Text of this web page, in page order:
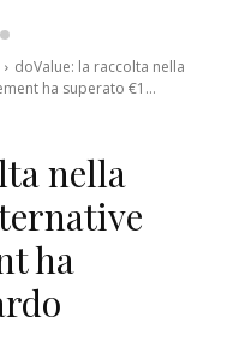
doValue: la raccolta nella
ha superato €1...
nella
ha